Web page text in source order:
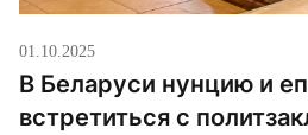
01.10.2025
В Беларуси нунцию и
встретиться с